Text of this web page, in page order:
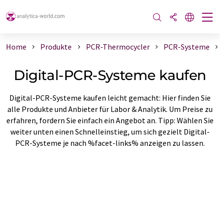
Home Produkte PCR-Thermocycler PCR-Systeme
Digital-PCR-Systeme kaufen
Digital-PCR-Systeme kaufen leicht gemacht: Hier finden Sie
alle Produkte und Anbieter für Labor & Analytik. Um Preise zu
erfahren, fordern Sie einfach ein Angebot an. Tipp: Wählen Sie
weiter unten einen Schnelleinstieg, um sich gezielt Digital-
PCR-Systeme je nach %facet-links% anzeigen zu lassen.